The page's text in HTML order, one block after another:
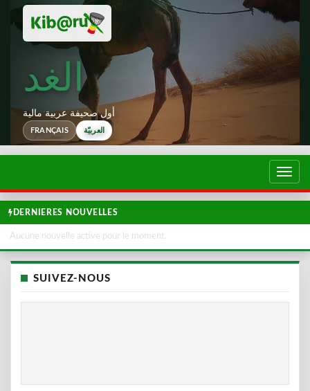
الغد
أول صحيفة عربية مالية
FRANÇAIS العربيّة
تبديل
DERNIERES NOUVELLES
Aucune nouvelle active pour le moment.
SUIVEZ-NOUS